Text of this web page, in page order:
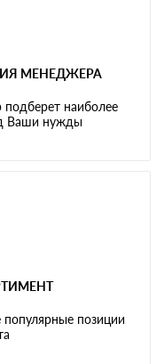
МЕНЕДЖЕРА
наиболее
Ваши нужды
позиции